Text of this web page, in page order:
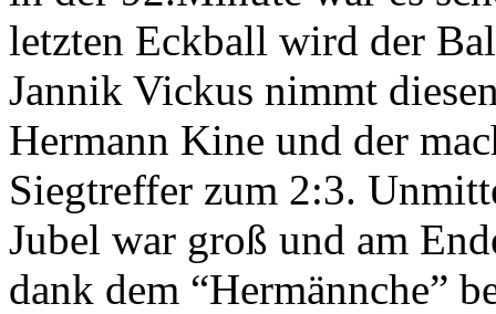
letzten Eckball wird der
Jannik Vickus nimmt
Hermann Kine und der
Siegtreffer zum 2:3.
Jubel war groß und am
dank dem “Hermännche”